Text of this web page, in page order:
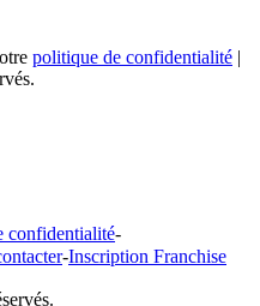
politique de confidentialité |
confidentialité-
-Inscription Franchise